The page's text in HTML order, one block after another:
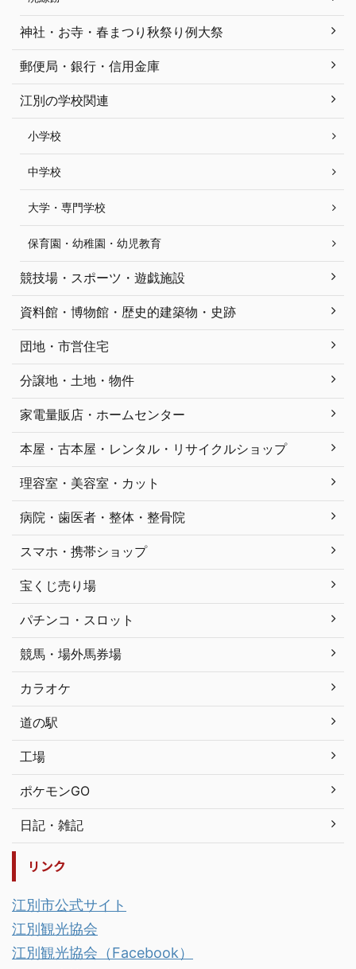
神社・お寺・春まつり秋祭り例大祭
郵便局・銀行・信用金庫
江別の学校関連
小学校
中学校
大学・専門学校
保育園・幼稚園・幼児教育
競技場・スポーツ・遊戯施設
資料館・博物館・歴史的建築物・史跡
団地・市営住宅
分譲地・土地・物件
家電量販店・ホームセンター
本屋・古本屋・レンタル・リサイクルショップ
理容室・美容室・カット
病院・歯医者・整体・整骨院
スマホ・携帯ショップ
宝くじ売り場
パチンコ・スロット
競馬・場外馬券場
カラオケ
道の駅
工場
ポケモンGO
日記・雑記
リンク
江別市公式サイト
江別観光協会
江別観光協会（Facebook）